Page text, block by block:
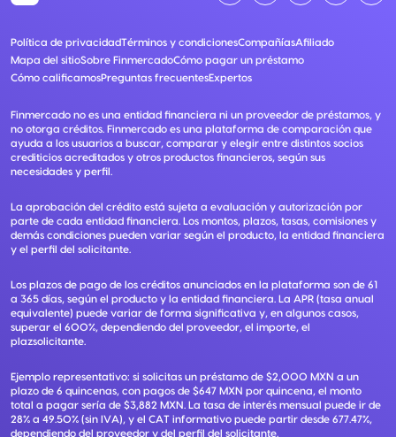
Política de privacidadTérminos y condicionesCompañíasAfiliado
Mapa del sitioSobre FinmercadoCómo pagar un préstamo
Cómo calificamosPreguntas frecuentesExpertos
Finmercado no es una entidad financiera ni un proveedor de préstamos, y
no otorga créditos. Finmercado es una plataforma de comparación que
ayuda a los usuarios a buscar, comparar y elegir entre distintos socios
crediticios acreditados y otros productos financieros, según sus
necesidades y perfil.
La aprobación del crédito está sujeta a evaluación y autorización por
parte de cada entidad financiera. Los montos, plazos, tasas, comisiones y
demás condiciones pueden variar según el producto, la entidad financiera
y el perfil del solicitante.
Los plazos de pago de los créditos anunciados en la plataforma son de 61
a 365 días, según el producto y la entidad financiera. La APR (tasa anual
equivalente) puede variar de forma significativa y, en algunos casos,
superar el 600%, dependiendo del proveedor, el importe, el
plazsolicitante.
Ejemplo representativo: si solicitas un préstamo de $2,000 MXN a un
plazo de 6 quincenas, con pagos de $647 MXN por quincena, el monto
total a pagar sería de $3,882 MXN. La tasa de interés mensual puede ir de
28% a 49.50% (sin IVA), y el CAT informativo puede partir desde 677.47%,
dependiendo del proveedor y del perfil del solicitante.